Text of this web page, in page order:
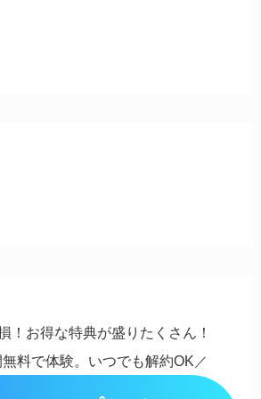
！お得な特典が盛りたくさん！
料で体験。いつでも解約OK／